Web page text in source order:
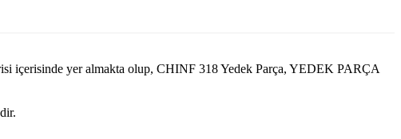
içerisinde yer almakta olup, CHINF 318 Yedek Parça, YEDEK PARÇA